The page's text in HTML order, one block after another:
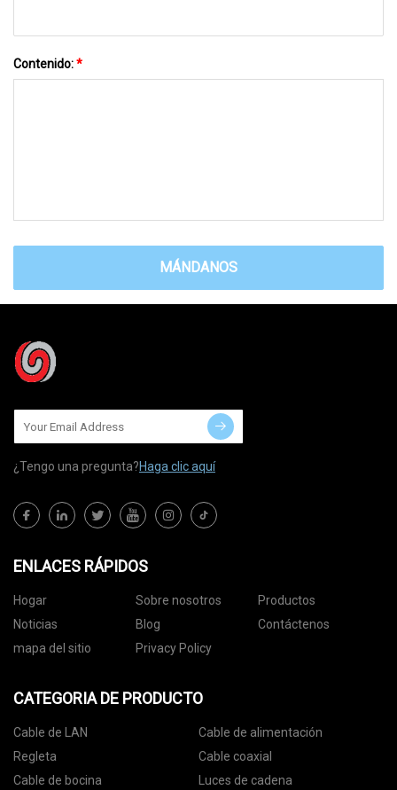
Contenido:*
MÁNDANOS
¿Tengo una pregunta?Haga clic aquí
ENLACES RÁPIDOS
Hogar Sobre nosotros
Productos
Noticias
Blog
Contáctenos
mapa del sitio
Privacy Policy
CATEGORIA DE PRODUCTO
Cable de LAN
Cable de alimentación
Regleta
Cable coaxial
Cable de bocina
Luces de cadena